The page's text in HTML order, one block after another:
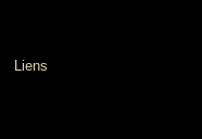
Liens